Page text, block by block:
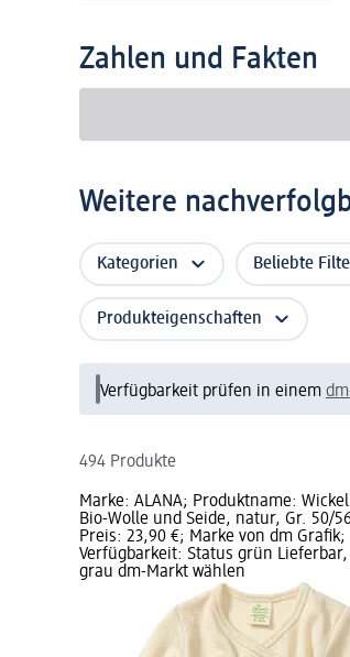
Zahlen und Fakten
Weitere
Kategorien Beliebte
Produkteigenschaften
Verfügbarkeit prüfen in einem
494 Produkte
Marke: ALANA; Produktname:
Bio-Wolle und Seide, natur, Gr. 50/
Preis: 23,90 €; Marke von dm Grafik;
Verfügbarkeit: Status grün Lieferbar,
grau dm-Markt wählen